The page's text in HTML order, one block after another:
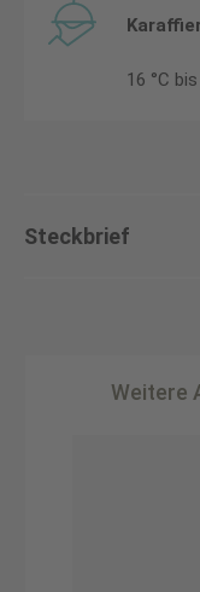
16 °C
Steckbrief
Weitere